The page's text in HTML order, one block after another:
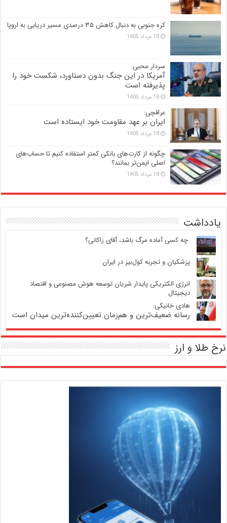
کره جنوبی به دنبال کاهش ۳۵ درصدی مسیر دریایی به اروپا
18 مرداد 1405
سردار محبی:
آمریکا در این جنگ بدون دستاورد، شکست خود را
پذیرفته است
18 مرداد 1405
عراقچی:
ایران بر عهد مقاومت خود ایستاده است
18 مرداد 1405
چگونه از کارت‌های بانکی کمتر استفاده کنیم تا حساب‌های
اصلی ایمن‌تر بمانند؟
18 مرداد 1405
یادداشت
‍ چه کسی آماده مرگ باشد، آقای زاکانی؟
پزشکیان و تجربه کول‌بیز در ایران
انرژی الکتریکی پایدار شریان توسعه هوش مصنوعی و اقتصاد
دیجیتال
هادی خانیکی:
رسانه ضعیف‌ترین و هم‌زمان تعیین‌کننده‌ترین میدان است
نرخ طلا و ارز